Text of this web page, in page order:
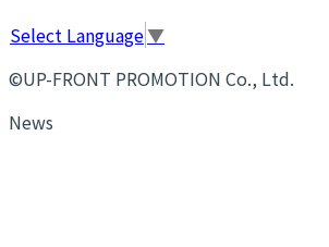
Select Language▼
©UP-FRONT PROMOTION Co., Ltd.
News